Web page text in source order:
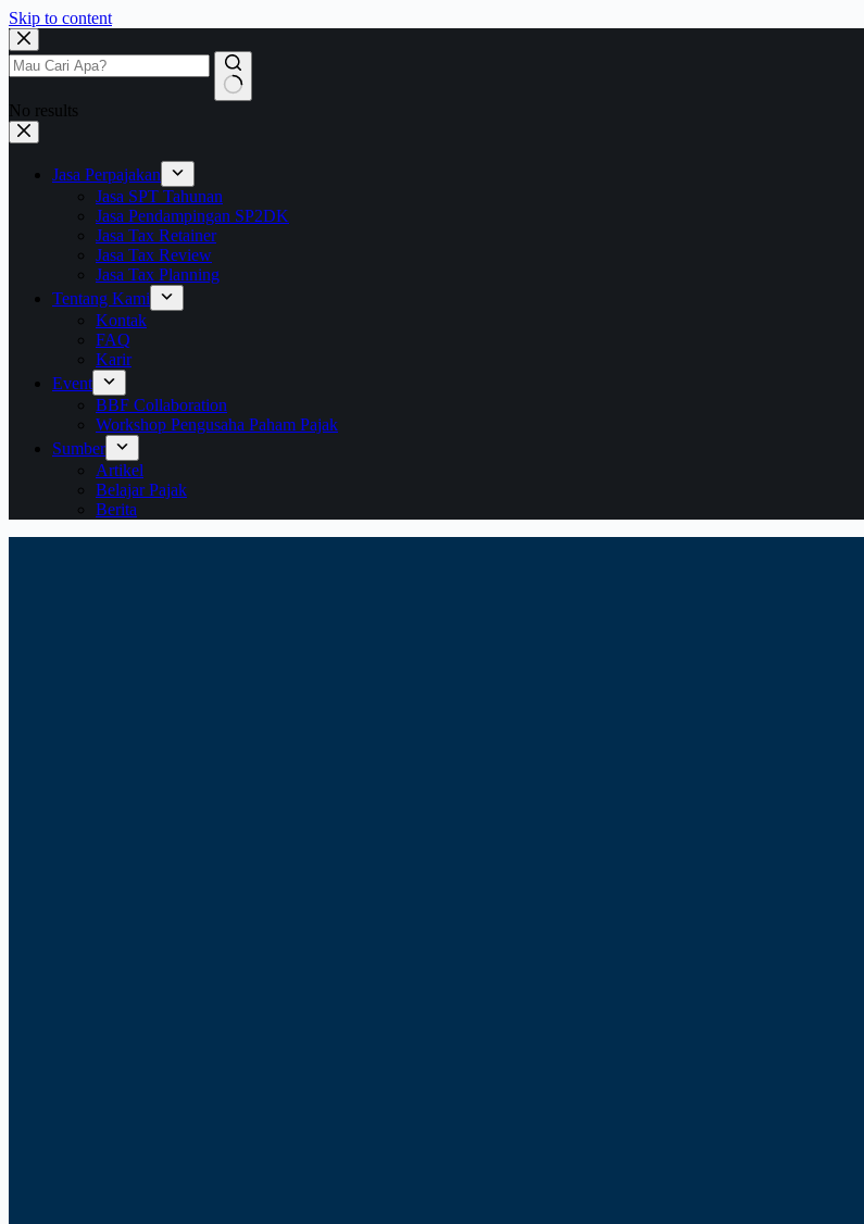
Skip to content
No results
Jasa Perpajakan
Jasa SPT Tahunan
Jasa Pendampingan SP2DK
Jasa Tax Retainer
Jasa Tax Review
Jasa Tax Planning
Tentang Kami
Kontak
FAQ
Karir
Event
BBF Collaboration
Workshop Pengusaha Paham Pajak
Sumber
Artikel
Belajar Pajak
Berita